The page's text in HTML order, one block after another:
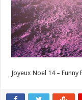
Joyeux Noel 14 – Funny